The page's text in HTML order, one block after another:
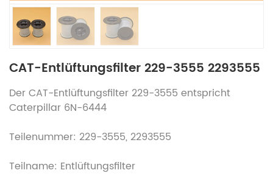
CAT-Entlüftungsfilter 229-3555 2293555
Der CAT-Entlüftungsfilter 229-3555 entspricht
Caterpillar 6N-6444
Teilenummer: 229-3555, 2293555
Teilname: Entlüftungsfilter